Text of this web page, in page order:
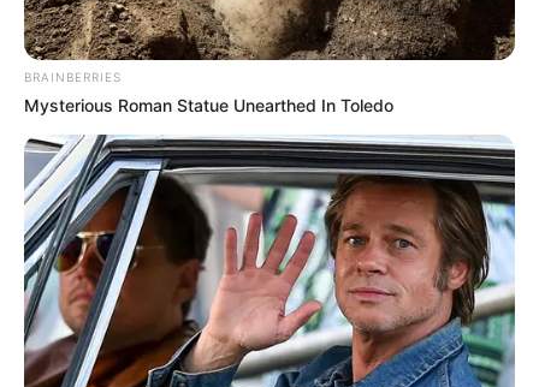
BRAINBERRIES
Mysterious Roman Statue Unearthed In Toledo